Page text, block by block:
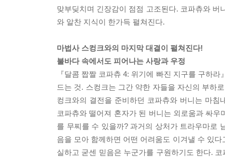
맞부딪치며 긴장감이 점점 고조된다. 코파츄와
와 알찬 지식이 한가득 펼쳐진다.
마법사 스컹크와의 마지막 대결이 펼쳐진다!
불바다 속에서도 피어나는 사랑과 우정
『달콤 짭짤 코파츄 4: 위기에 빠진 지구를 구하
드는 것. 스컹크는 그간 약한 자들을 자신의 부하
컹크와의 결전을 준비하던 코파츄와 버니는 마
코파츄와 떨어져 혼자가 된 버니는 외로움과 싸
를 무찌를 수 있을까? 과거의 상처가 트라우마로
음을 모아 함께하면 어떤 어려움도 이겨낼 수 있
실하고 굳센 믿음은 누군가를 구원하기도 한다.